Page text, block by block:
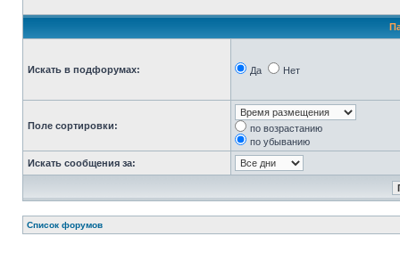
Искать в подфорумах: Да Нет
Поле сортировки:
по возрастанию
по убыванию
Искать сообщения за:
Список форумов